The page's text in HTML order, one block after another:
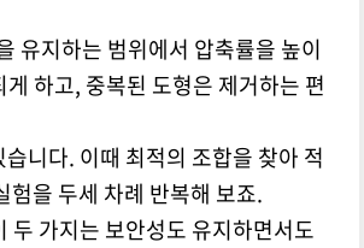
유지하는 범위에서 압축률을 높이
하고, 중복된 도형은 제거하는 편
니다. 이때 최적의 조합을 찾아 적
험을 두세 차례 반복해 보죠.
두 가지는 보안성도 유지하면서도